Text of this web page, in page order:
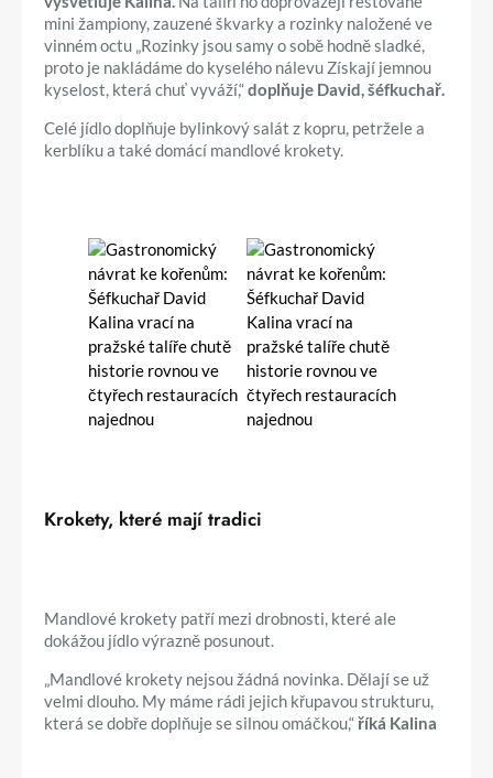
mini žampiony, zauzené škvarky a rozinky naložené ve
vinném octu „Rozinky jsou samy o sobě hodně sladké,
proto je nakládáme do kyselého nálevu Získají jemnou
kyselost, která chuť vyváží,“doplňuje David, šéfkuchař.
Celé jídlo doplňuje bylinkový salát z kopru, petržele a
kerblíku a také domácí mandlové krokety.
Krokety, které mají tradici
Mandlové krokety patří mezi drobnosti, které ale
dokážou jídlo výrazně posunout.
„Mandlové krokety nejsou žádná novinka. Dělají se už
velmi dlouho. My máme rádi jejich křupavou strukturu,
která se dobře doplňuje se silnou omáčkou,“říká Kalina